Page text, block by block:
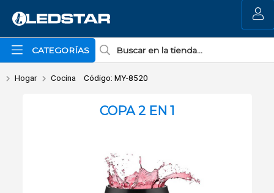
Enviar a email
CATEGORÍAS
MI COMPRA
Hogar Cocina Código: MY-8520
COPA 2 EN 1